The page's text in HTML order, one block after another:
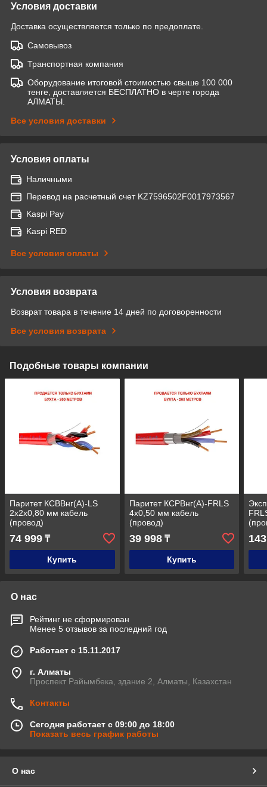
Условия доставки
Доставка осуществляется только по предоплате.
Самовывоз
Транспортная компания
Оборудование итоговой стоимостью свыше 100 000
тенге, доставляется БЕСПЛАТНО в черте города
АЛМАТЫ.
Все условия доставки
Условия оплаты
Наличными
Перевод на расчетный счет KZ7596502F0017973567
Kaspi Pay
Kaspi RED
Все условия оплаты
Условия возврата
Возврат товара в течение 14 дней по договоренности
Все условия возврата
Подобные товары компании
Паритет КСВВнг(А)-LS
2х2х0,80 мм кабель
(провод)
74 999 ₸
Купить
Паритет КСРВнг(А)-FRLS
4х0,50 мм кабель
(провод)
39 998₸
Купить
143
О нас
Рейтинг не сформирован
Менее 5 отзывов за последний год
Работает с 15.11.2017
г. Алматы
Проспект Райымбека, здание 2, Алматы, Казахстан
Контакты
Сегодня работает с 09:00 до 18:00
Показать весь график работы
О нас